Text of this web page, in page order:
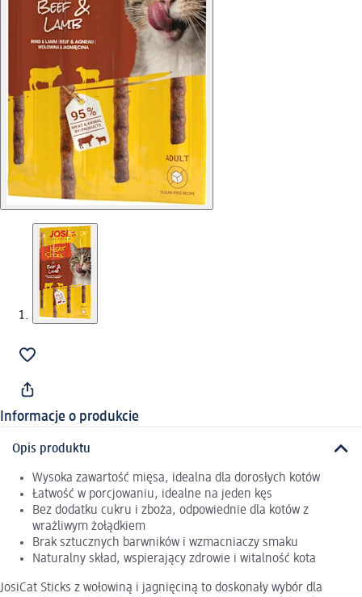
Informacje o produkcie
Opis produktu
Wysoka zawartość mięsa, idealna dla dorosłych kotów
Łatwość w porcjowaniu, idealne na jeden kęs
Bez dodatku cukru i zboża, odpowiednie dla kotów z
wrażliwym żołądkiem
Brak sztucznych barwników i wzmacniaczy smaku
Naturalny skład, wspierający zdrowie i witalność kota
JosiCat Sticks z wołowiną i jagnięciną to doskonały wybór dla